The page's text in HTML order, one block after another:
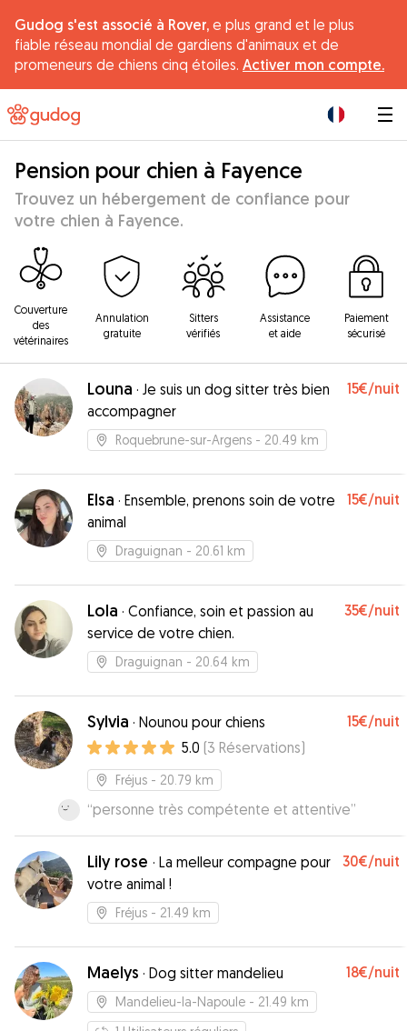
Gudog s'est associé à Rover, e plus grand et le plus
fiable réseau mondial de gardiens d'animaux et de
promeneurs de chiens cinq étoiles. Activer mon compte.
Pension pour chien à Fayence
Trouvez un hébergement de confiance pour
votre chien à Fayence.
Couverture
des
vétérinaires
Annulation
gratuite
Sitters
vérifiés
Assistance
et aide
Paiement
sécurisé
Louna · Je suis un dog sitter très bien
accompagner
15€/nuit
Roquebrune-sur-Argens - 20.49 km
Elsa · Ensemble, prenons soin de votre
animal
15€/nuit
Draguignan - 20.61 km
Lola · Confiance, soin et passion au
service de votre chien.
35€/nuit
Draguignan - 20.64 km
Sylvia · Nounou pour chiens 15€/nuit
5.0 (3 Réservations)
Fréjus - 20.79 km
“personne très compétente et attentive”
Lily rose · La melleur compagne pour
votre animal !
30€/nuit
Fréjus - 21.49 km
Maelys · Dog sitter mandelieu 18€/nuit
Mandelieu-la-Napoule - 21.49 km